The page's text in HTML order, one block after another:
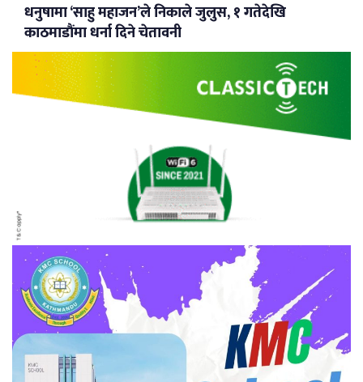
धनुषामा ‘साहु महाजन’ले निकाले जुलुस, १ गतेदेखि
काठमाडौंमा धर्ना दिने चेतावनी